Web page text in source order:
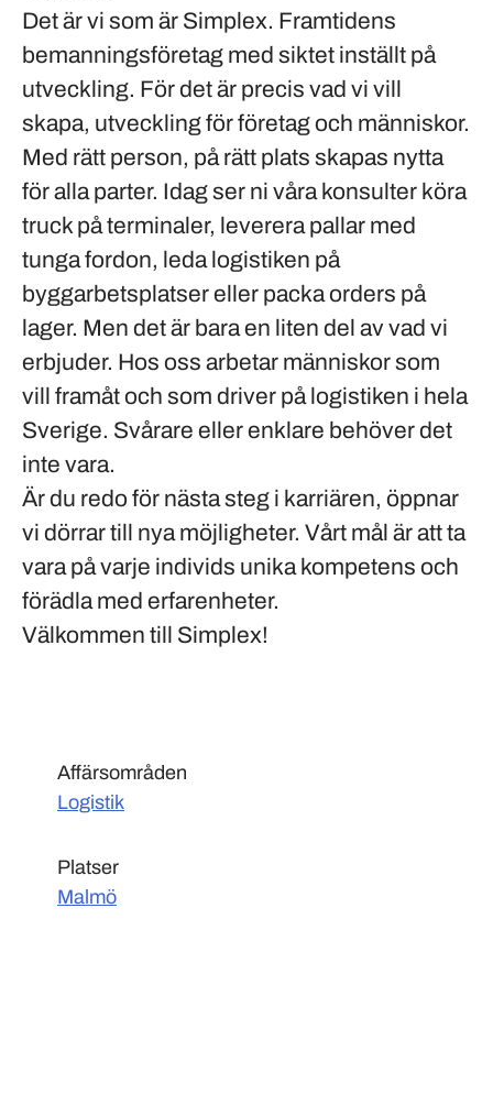
Det är vi som är Simplex. Framtidens
bemanningsföretag med siktet inställt på
utveckling. För det är precis vad vi vill
skapa, utveckling för företag och människor.
Med rätt person, på rätt plats skapas nytta
för alla parter. Idag ser ni våra konsulter köra
truck på terminaler, leverera pallar med
tunga fordon, leda logistiken på
byggarbetsplatser eller packa orders på
lager. Men det är bara en liten del av vad vi
erbjuder. Hos oss arbetar människor som
vill framåt och som driver på logistiken i hela
Sverige. Svårare eller enklare behöver det
inte vara.
Är du redo för nästa steg i karriären, öppnar
vi dörrar till nya möjligheter. Vårt mål är att ta
vara på varje individs unika kompetens och
förädla med erfarenheter.
Välkommen till Simplex!
Affärsområden
Logistik
Platser
Malmö